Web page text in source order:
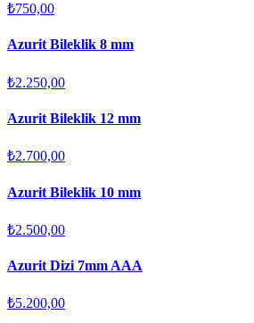
₺750,00
Azurit Bileklik 8 mm
₺2.250,00
Azurit Bileklik 12 mm
₺2.700,00
Azurit Bileklik 10 mm
₺2.500,00
Azurit Dizi 7mm AAA
₺5.200,00